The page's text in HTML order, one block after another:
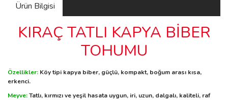
Ürün Bilgisi
KIRAÇ TATLI KAPYA BİBER
TOHUMU
Özellikler: Köy tipi kapya biber, güçlü, kompakt, boğum arası kısa,
erkenci.
Meyve:Tatlı, kırmızı ve yeşil hasata uygun, iri, uzun, dalgalı, kaliteli, raf